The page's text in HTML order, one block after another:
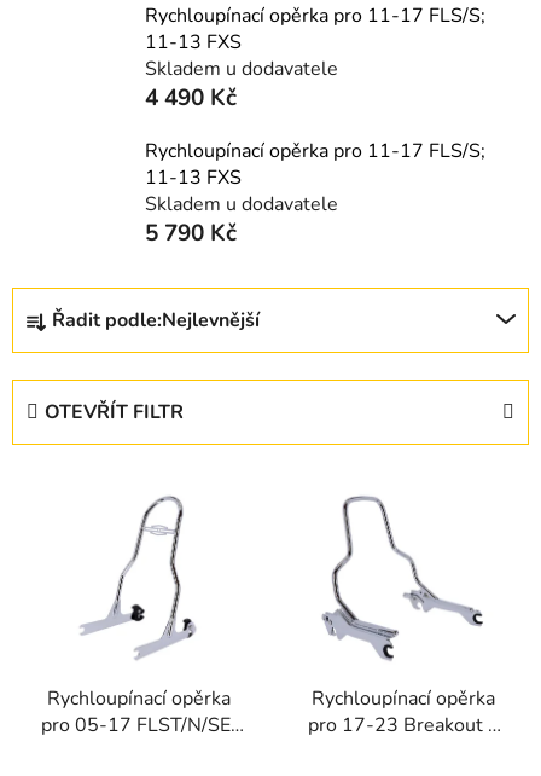
Rychloupínací opěrka pro 11-17 FLS/S;
11-13 FXS
Skladem u dodavatele
4 490 Kč
Rychloupínací opěrka pro 11-17 FLS/S;
11-13 FXS
Skladem u dodavatele
5 790 Kč
Ř
z
Řadit podle:Nejlevnější
OTEVŘÍT FILTR
Rychloupínací opěrka
pro 05-17 FLST/N/SE,
Rychloupínací opěrka
pro 17-23 Breakout a